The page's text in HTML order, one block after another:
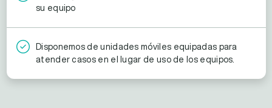
su equipo
Disponemos de unidades móviles equipadas para
atender casos en el lugar de uso de los equipos.